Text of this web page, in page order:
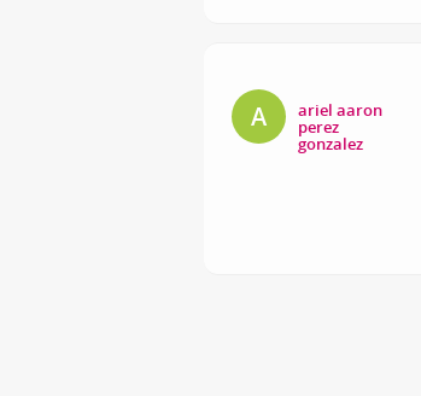
A ariel aaron
perez
gonzalez